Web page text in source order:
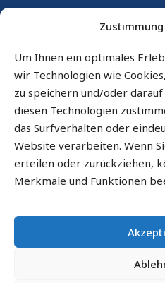
Um Ihnen ein optimales
wir Technologien wie
zu speichern und/oder
diesen Technologien
das Surfverhalten oder
Website verarbeiten. Wenn
erteilen oder zurückziehen,
Merkmale und Funktionen
RECHTLICHES
Kontaktformular
Impressum
Datenschutz
Cookie-Richtlinie (EU)
Sitemap
Barrierefrei
Informationen in leichter